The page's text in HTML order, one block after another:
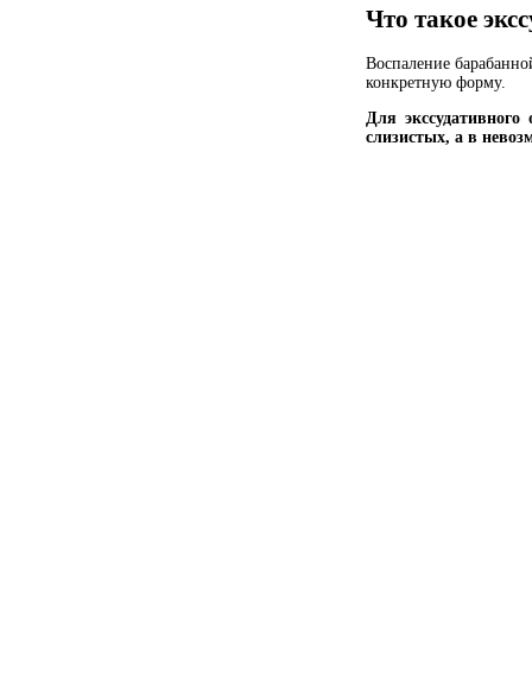
Что такое
Воспаление
конкретную форму.
Для экссудативного
слизистых, а в